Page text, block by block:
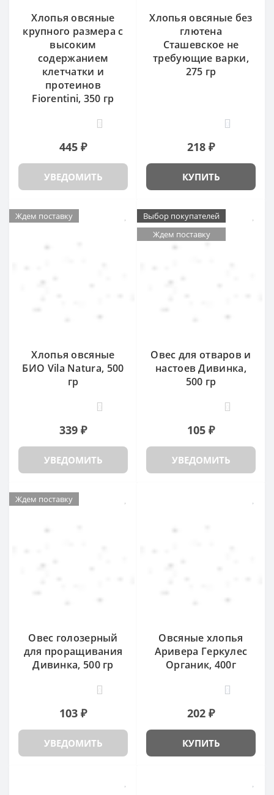
Хлопья овсяные
крупного размера с
высоким
содержанием
клетчатки и
протеинов
Fiorentini, 350 гр
445 ₽
УВЕДОМИТЬ
Хлопья овсяные без
глютена
Сташевское не
требующие варки,
275 гр
218 ₽
КУПИТЬ
Ждем поставку
Хлопья овсяные
БИО Vila Natura, 500
гр
339 ₽
УВЕДОМИТЬ
Выбор покупателей
Ждем поставку
Овес для отваров и
настоев Дивинка,
500 гр
105 ₽
УВЕДОМИТЬ
Ждем поставку
Овес голозерный
для проращивания
Дивинка, 500 гр
103 ₽
УВЕДОМИТЬ
Овсяные хлопья
Аривера Геркулес
Органик, 400г
202 ₽
КУПИТЬ